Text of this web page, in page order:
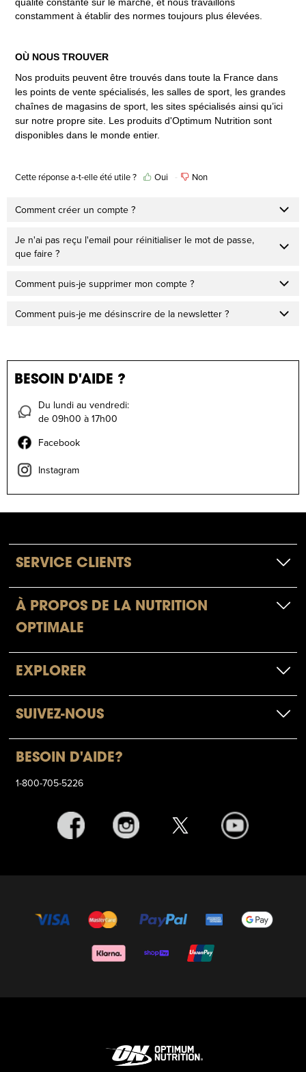
constamment à établir des normes toujours plus élevées.
OÙ NOUS TROUVER
Nos produits peuvent être trouvés dans toute la France dans
les points de vente spécialisés, les salles de sport, les grandes
chaînes de magasins de sport, les sites spécialisés ainsi qu’ici
sur notre propre site. Les produits d'Optimum Nutrition sont
disponibles dans le monde entier.
Cette réponse a-t-elle été utile ? Oui Non
Comment créer un compte ?
Je n'ai pas reçu l'email pour réinitialiser le mot de passe,
que faire ?
Comment puis-je supprimer mon compte ?
Comment puis-je me désinscrire de la newsletter ?
BESOIN D'AIDE ?
Du lundi au vendredi:
de 09h00 à 17h00
Facebook
Instagram
SERVICE CLIENTS
À PROPOS DE LA NUTRITION
OPTIMALE
EXPLORER
SUIVEZ-NOUS
BESOIN D'AIDE?
1-800-705-5226